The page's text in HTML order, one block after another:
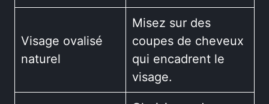
Visage ovalisé
naturel
Misez sur des
coupes de cheveux
qui encadrent le
visage.